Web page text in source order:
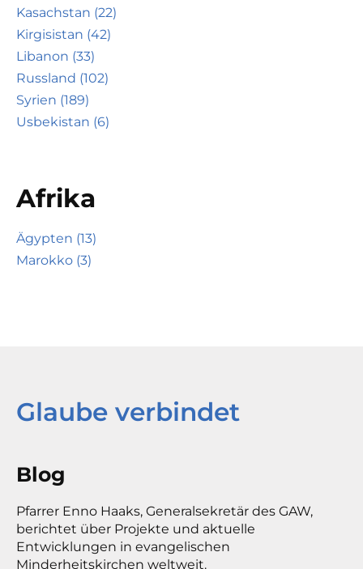
Kasachstan (22)
Kirgisistan (42)
Libanon (33)
Russland (102)
Syrien (189)
Usbekistan (6)
Afrika
Ägypten (13)
Marokko (3)
Glaube verbindet
Blog
Pfarrer Enno Haaks, Generalsekretär des GAW,
berichtet über Projekte und aktuelle
Entwicklungen in evangelischen
Minderheitskirchen weltweit.